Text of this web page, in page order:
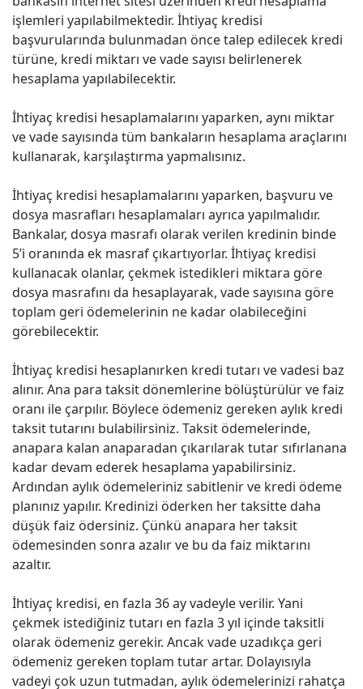
işlemleri yapılabilmektedir. İhtiyaç kredisi
başvurularında bulunmadan önce talep edilecek kredi
türüne, kredi miktarı ve vade sayısı belirlenerek
hesaplama yapılabilecektir.
İhtiyaç kredisi hesaplamalarını yaparken, aynı miktar
ve vade sayısında tüm bankaların hesaplama araçlarını
kullanarak, karşılaştırma yapmalısınız.
İhtiyaç kredisi hesaplamalarını yaparken, başvuru ve
dosya masrafları hesaplamaları ayrıca yapılmalıdır.
Bankalar, dosya masrafı olarak verilen kredinin binde
5’i oranında ek masraf çıkartıyorlar. İhtiyaç kredisi
kullanacak olanlar, çekmek istedikleri miktara göre
dosya masrafını da hesaplayarak, vade sayısına göre
toplam geri ödemelerinin ne kadar olabileceğini
görebilecektir.
İhtiyaç kredisi hesaplanırken kredi tutarı ve vadesi baz
alınır. Ana para taksit dönemlerine bölüştürülür ve faiz
oranı ile çarpılır. Böylece ödemeniz gereken aylık kredi
taksit tutarını bulabilirsiniz. Taksit ödemelerinde,
anapara kalan anaparadan çıkarılarak tutar sıfırlanana
kadar devam ederek hesaplama yapabilirsiniz.
Ardından aylık ödemeleriniz sabitlenir ve kredi ödeme
planınız yapılır. Kredinizi öderken her taksitte daha
düşük faiz ödersiniz. Çünkü anapara her taksit
ödemesinden sonra azalır ve bu da faiz miktarını
azaltır.
İhtiyaç kredisi, en fazla 36 ay vadeyle verilir. Yani
çekmek istediğiniz tutarı en fazla 3 yıl içinde taksitli
olarak ödemeniz gerekir. Ancak vade uzadıkça geri
ödemeniz gereken toplam tutar artar. Dolayısıyla
vadeyi çok uzun tutmadan, aylık ödemelerinizi rahatça